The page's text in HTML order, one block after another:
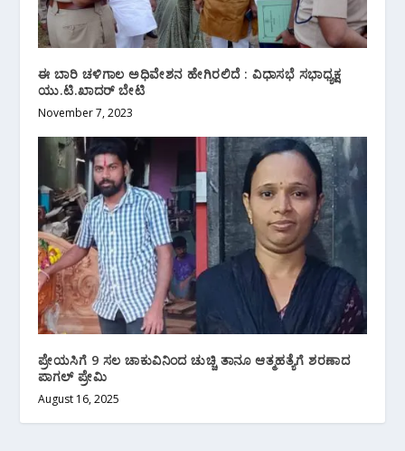
ಈ ಬಾರಿ ಚಳಿಗಾಲ ಅಧಿವೇಶನ ಹೇಗಿರಲಿದೆ : ವಿಧಾಸಭೆ ಸಭಾಧ್ಯಕ್ಷ
ಯು.ಟಿ.ಖಾದರ್ ಬೇಟಿ
November 7, 2023
ಪ್ರೇಯಸಿಗೆ 9 ಸಲ ಚಾಕುವಿನಿಂದ ಚುಚ್ಚಿ ತಾನೂ ಆತ್ಮಹತ್ಯೆಗೆ ಶರಣಾದ
ಪಾಗಲ್ ಪ್ರೇಮಿ
August 16, 2025